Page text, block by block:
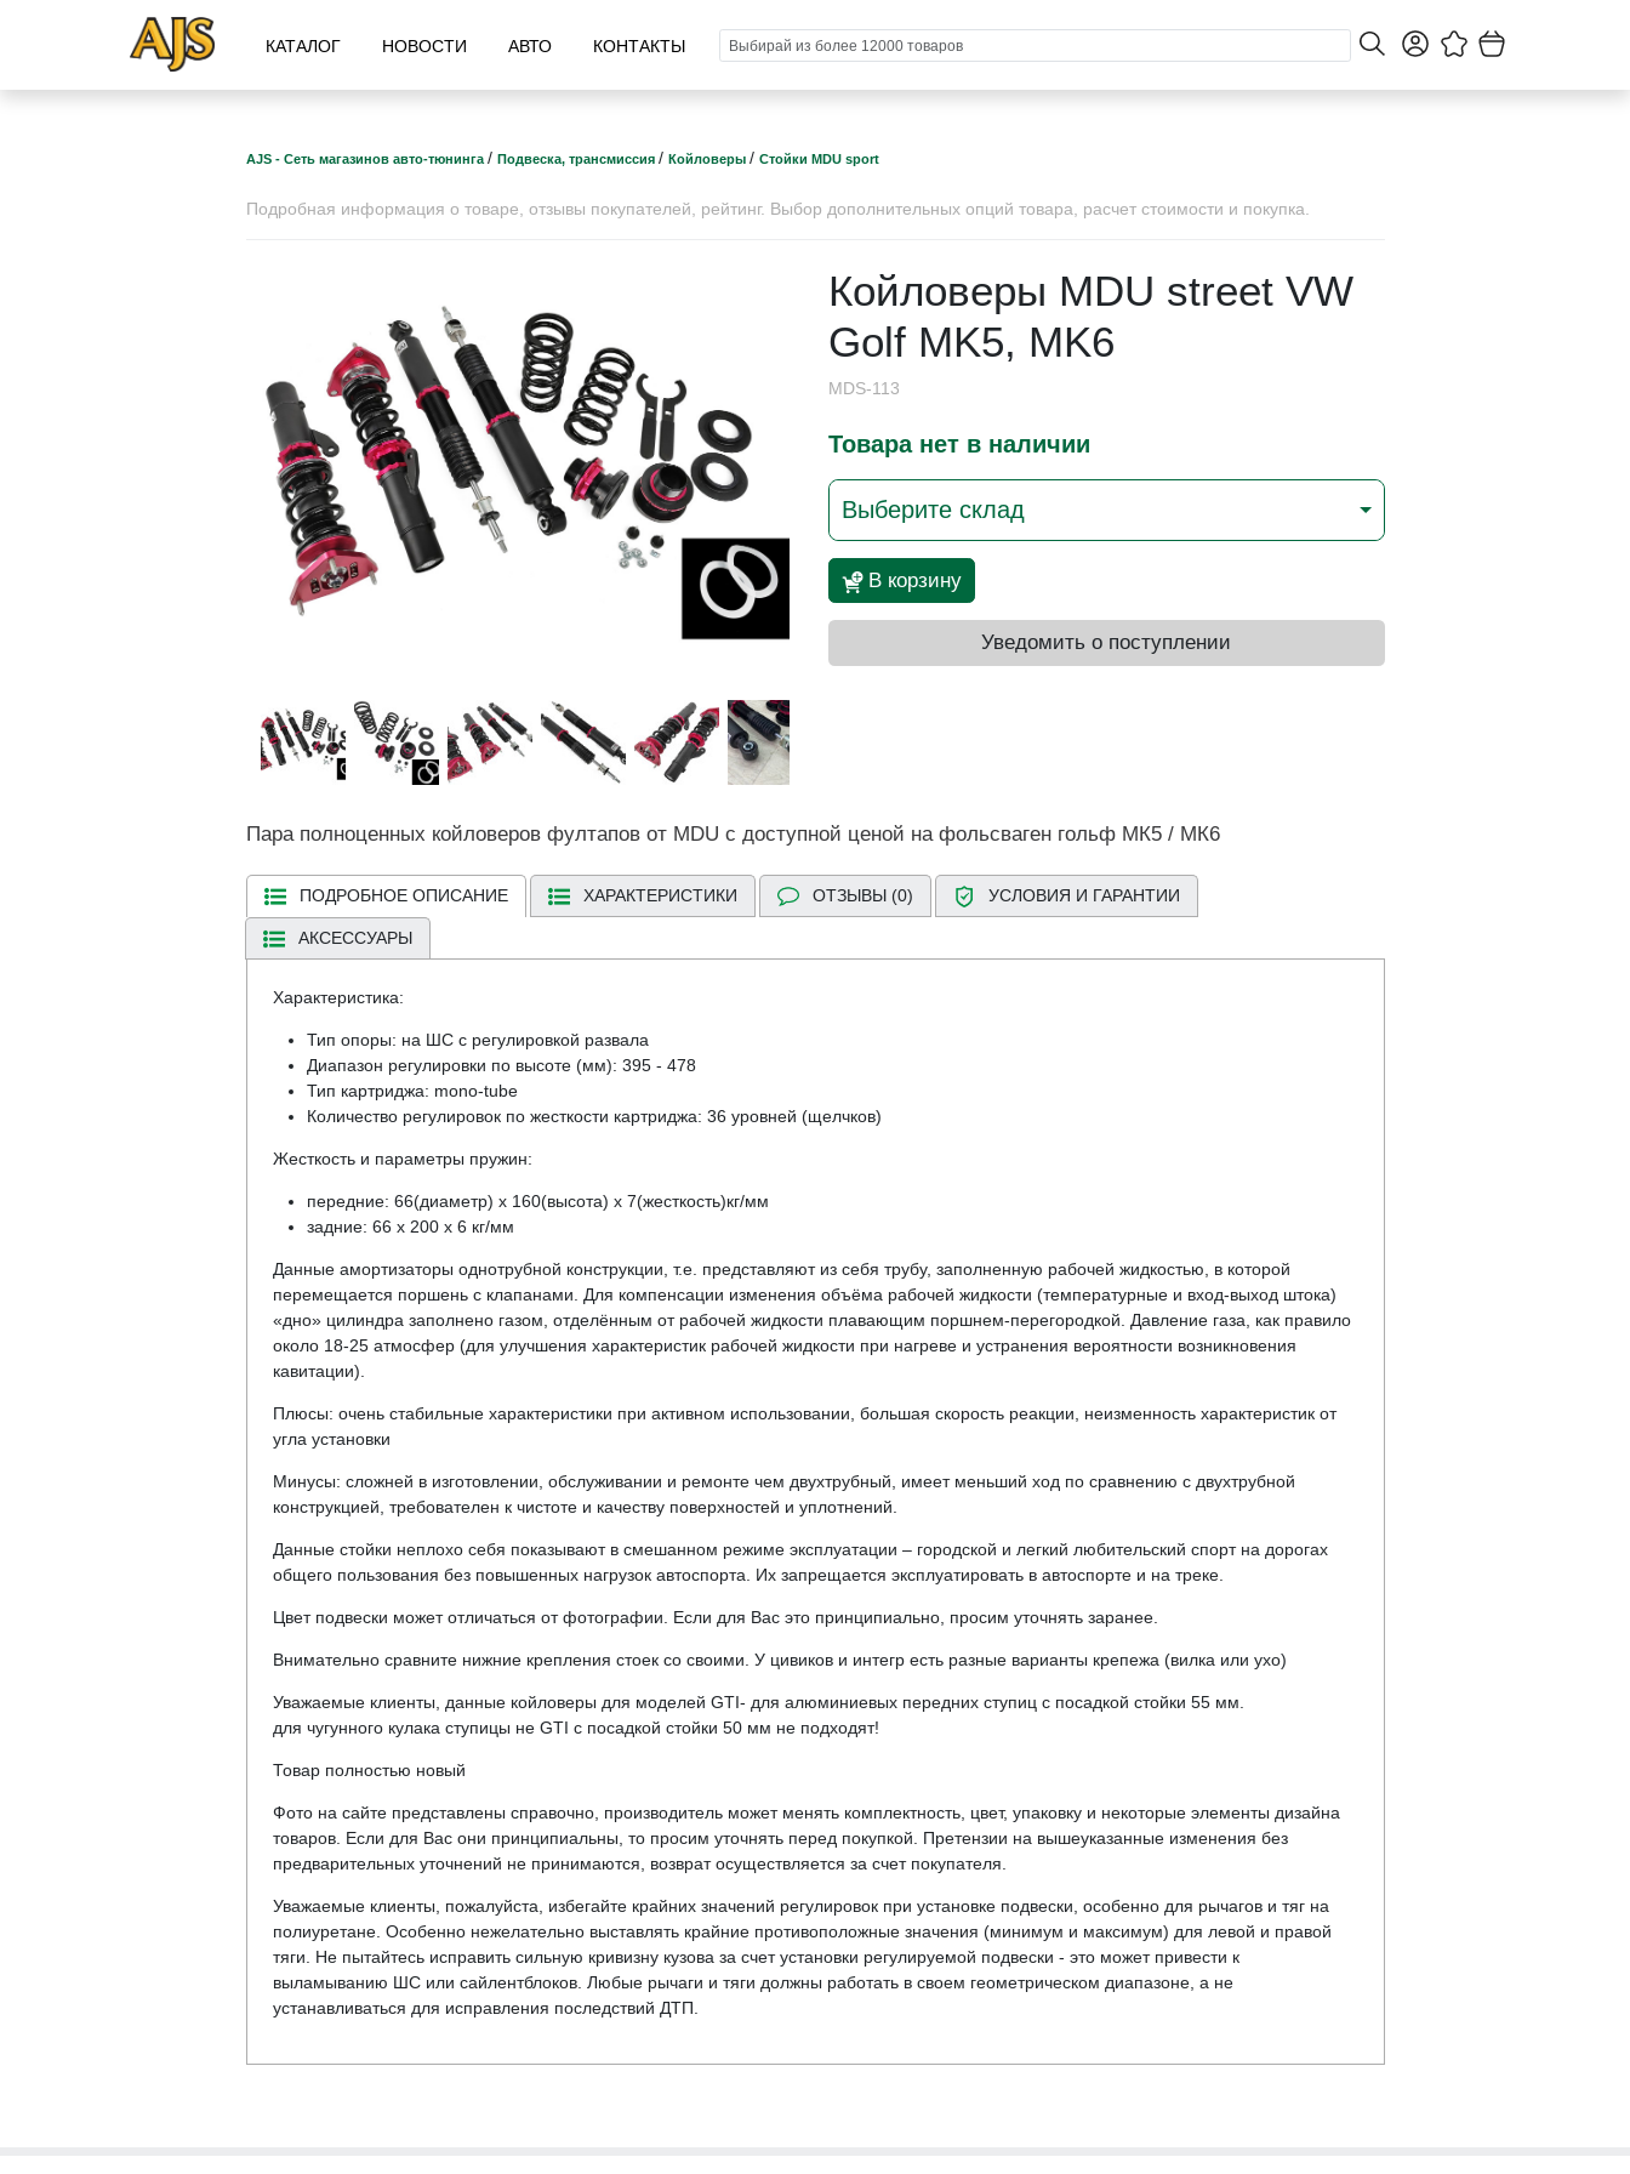
КАТАЛОГ НОВОСТИ АВТО КОНТАКТЫ
AJS - Сеть магазинов авто-тюнинга / Подвеска, трансмиссия / Койловеры / Стойки MDU sport
Подробная информация о товаре, отзывы покупателей, рейтинг. Выбор дополнительных опций товара, расчет стоимости и покупка.
Койловеры MDU street VW
Golf MK5, MK6
MDS-113
Товара нет в наличии
Выберите склад
В корзину
Уведомить о поступлении
Пара полноценных койловеров фултапов от MDU с доступной ценой на фольсваген гольф МК5 / МК6
ПОДРОБНОЕ ОПИСАНИЕ ХАРАКТЕРИСТИКИ ОТЗЫВЫ (0) УСЛОВИЯ И ГАРАНТИИ
АКСЕССУАРЫ
Характеристика:
Тип опоры: на ШС с регулировкой развала
Диапазон регулировки по высоте (мм): 395 - 478
Тип картриджа: mono-tube
Количество регулировок по жесткости картриджа: 36 уровней (щелчков)
Жесткость и параметры пружин:
передние: 66(диаметр) х 160(высота) х 7(жесткость)кг/мм
задние: 66 х 200 х 6 кг/мм
Данные амортизаторы однотрубной конструкции, т.е. представляют из себя трубу, заполненную рабочей жидкостью, в которой
перемещается поршень с клапанами. Для компенсации изменения объёма рабочей жидкости (температурные и вход-выход штока)
«дно» цилиндра заполнено газом, отделённым от рабочей жидкости плавающим поршнем-перегородкой. Давление газа, как правило
около 18-25 атмосфер (для улучшения характеристик рабочей жидкости при нагреве и устранения вероятности возникновения
кавитации).
Плюсы: очень стабильные характеристики при активном использовании, большая скорость реакции, неизменность характеристик от
угла установки
Минусы: сложней в изготовлении, обслуживании и ремонте чем двухтрубный, имеет меньший ход по сравнению с двухтрубной
конструкцией, требователен к чистоте и качеству поверхностей и уплотнений.
Данные стойки неплохо себя показывают в смешанном режиме эксплуатации – городской и легкий любительский спорт на дорогах
общего пользования без повышенных нагрузок автоспорта. Их запрещается эксплуатировать в автоспорте и на треке.
Цвет подвески может отличаться от фотографии. Если для Вас это принципиально, просим уточнять заранее.
Внимательно сравните нижние крепления стоек со своими. У цивиков и интегр есть разные варианты крепежа (вилка или ухо)
Уважаемые клиенты, данные койловеры для моделей GTI- для алюминиевых передних ступиц с посадкой стойки 55 мм.
для чугунного кулака ступицы не GTI с посадкой стойки 50 мм не подходят!
Товар полностью новый
Фото на сайте представлены справочно, производитель может менять комплектность, цвет, упаковку и некоторые элементы дизайна
товаров. Если для Вас они принципиальны, то просим уточнять перед покупкой. Претензии на вышеуказанные изменения без
предварительных уточнений не принимаются, возврат осуществляется за счет покупателя.
Уважаемые клиенты, пожалуйста, избегайте крайних значений регулировок при установке подвески, особенно для рычагов и тяг на
полиуретане. Особенно нежелательно выставлять крайние противоположные значения (минимум и максимум) для левой и правой
тяги. Не пытайтесь исправить сильную кривизну кузова за счет установки регулируемой подвески - это может привести к
выламыванию ШС или сайлентблоков. Любые рычаги и тяги должны работать в своем геометрическом диапазоне, а не
устанавливаться для исправления последствий ДТП.